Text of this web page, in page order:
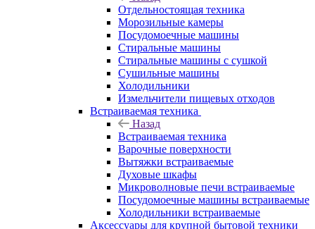
Отдельностоящая техника
Морозильные камеры
Посудомоечные машины
Стиральные машины
Стиральные машины с сушкой
Сушильные машины
Холодильники
Измельчители пищевых отходов
Встраиваемая техника
Назад
Встраиваемая техника
Варочные поверхности
Вытяжки встраиваемые
Духовые шкафы
Микроволновые печи встраиваемые
Посудомоечные машины встраиваемые
Холодильники встраиваемые
Аксессуары для крупной бытовой техники